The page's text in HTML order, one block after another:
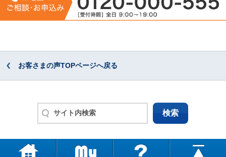
お客さまの声TOPページへ戻る